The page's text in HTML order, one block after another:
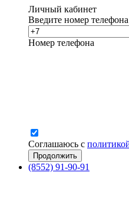
Личный кабинет
Введите номер
Номер телефона
Соглашаюсь с
(8552) 91-90-91